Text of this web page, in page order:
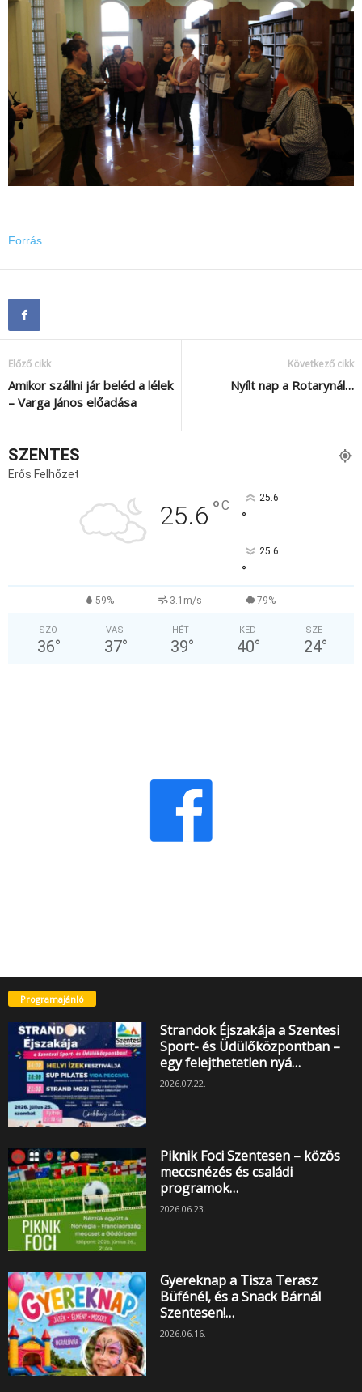
Forrás
Előző cikk
Amikor szállni jár beléd a lélek
– Varga János előadása
Következő cikk
Nyílt nap a Rotarynál…
SZENTES
Erős Felhőzet
25.6 °C 25.6
°
25.6
°
59% 3.1m/s 79%
SZO
36°
VAS
37°
HÉT
39°
KED
40°
SZE
24°
Programajánló
Strandok Éjszakája a Szentesi
Sport- és Üdülőközpontban –
egy felejthetetlen nyá…
2026.07.22.
Piknik Foci Szentesen – közös
meccsnézés és családi
programok…
2026.06.23.
Gyereknap a Tisza Terasz
Büfénél, és a Snack Bárnál
Szentesen!…
2026.06.16.